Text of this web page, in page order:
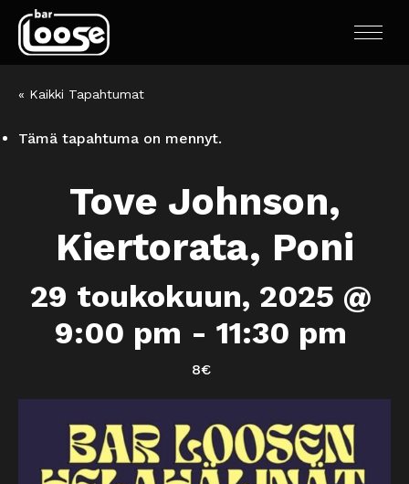
« Kaikki Tapahtumat
Tämä tapahtuma on mennyt.
Tove Johnson,
Kiertorata, Poni
29 toukokuun, 2025 @
9:00 pm - 11:30 pm
8€